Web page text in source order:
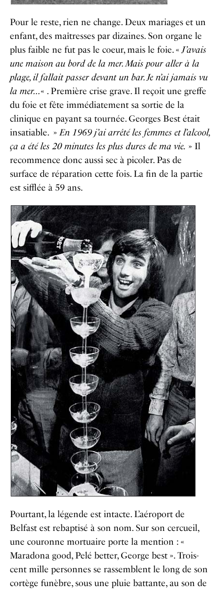
Pour le reste, rien ne change. Deux mariages et un
enfant, des maîtresses par dizaines. Son organe le
plus faible ne fut pas le coeur, mais le foie. «J’avais
une maison au bord de la mer. Mais pour aller à la
plage, il fallait passer devant un bar. Je n’ai jamais vu
la mer…« . Première crise grave. Il reçoit une greffe
du foie et fête immédiatement sa sortie de la
clinique en payant sa tournée. Georges Best était
insatiable. »En 1969 j’ai arrêté les femmes et l’alcool,
ça a été les 20 minutes les plus dures de ma vie. » Il
recommence donc aussi sec à picoler. Pas de
surface de réparation cette fois. La fin de la partie
est sifflée à 59 ans.
Pourtant, la légende est intacte. L’aéroport de
Belfast est rebaptisé à son nom. Sur son cercueil,
une couronne mortuaire porte la mention : «
Maradona good, Pelé better, George best ». Trois-
cent mille personnes se rassemblent le long de son
cortège funèbre, sous une pluie battante, au son de